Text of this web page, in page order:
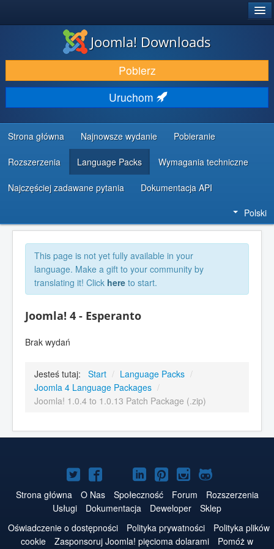
DODATKI I ROZSZERZENIA
ODKRYJ & POZNAJ
SPOŁECZNOŚĆ & WSPARCIE
ZASOBY DLA PROGRAMISTÓW
Joomla! Downloads
Pobierz
Uruchom
Strona główna Najnowsze wydanie Pobieranie
Rozszerzenia Language Packs Wymagania techniczne
Najczęściej zadawane pytania Dokumentacja API
Polski
This page is not yet fully available in your
language. Make a gift to your community by
translating it! Click here to start.
Joomla! 4 - Esperanto
Brak wydań
Jesteś tutaj: Start / Language Packs /
Joomla 4 Language Packages /
Joomla! 1.0.4 to 1.0.13 Patch Package (.zip)
Joomla!
na
Twitterze
Joomla!
na
Facebooku
Joomla!
na
YouTube
Joomla!
na
LinkedIn
Joomla!
w
serwisie
Pinterest
Joomla!
na
Instagramie
Joomla!
na
GitHubie
Strona główna O Nas Społeczność Forum
Rozszerzenia
Usługi
Dokumentacja Deweloper
Sklep
Oświadczenie o dostępności
Polityka prywatności
Polityka plików
cookie
Zasponsoruj Joomla! pięcioma dolarami
Pomóż w